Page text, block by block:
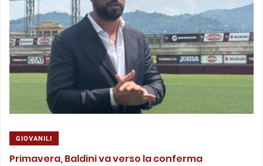
GIOVANILI
Primavera, Baldini va verso la conferma